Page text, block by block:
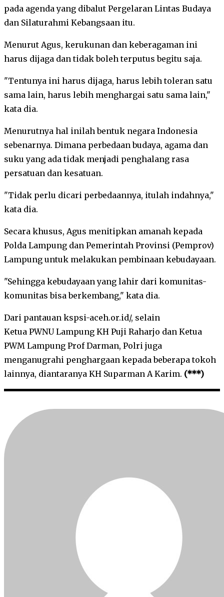
pada agenda yang dibalut Pergelaran Lintas Budaya
dan Silaturahmi Kebangsaan itu.
Menurut Agus, kerukunan dan keberagaman ini
harus dijaga dan tidak boleh terputus begitu saja.
"Tentunya ini harus dijaga, harus lebih toleran satu
sama lain, harus lebih menghargai satu sama lain,"
kata dia.
Menurutnya hal inilah bentuk negara Indonesia
sebenarnya. Dimana perbedaan budaya, agama dan
suku yang ada tidak menjadi penghalang rasa
persatuan dan kesatuan.
"Tidak perlu dicari perbedaannya, itulah indahnya,"
kata dia.
Secara khusus, Agus menitipkan amanah kepada
Polda Lampung dan Pemerintah Provinsi (Pemprov)
Lampung untuk melakukan pembinaan kebudayaan.
"Sehingga kebudayaan yang lahir dari komunitas-
komunitas bisa berkembang," kata dia.
Dari pantauan kspsi-aceh.or.id/, selain
Ketua PWNU Lampung KH Puji Raharjo dan Ketua
PWM Lampung Prof Darman, Polri juga
menganugrahi penghargaan kepada beberapa tokoh
lainnya, diantaranya KH Suparman A Karim. (***)